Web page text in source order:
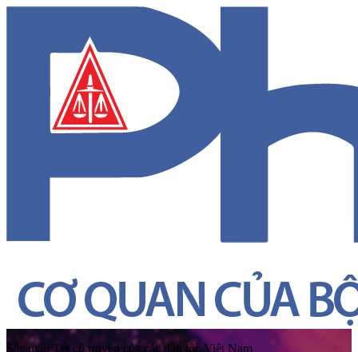
Sắc màu Tết cổ truyền của các dân tộc Việt Nam